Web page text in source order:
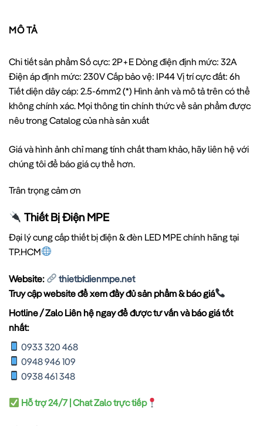
MÔ TẢ
Chi tiết sản phẩm Số cực: 2P+E Dòng điện định mức: 32A
Điện áp định mức: 230V Cấp bảo vệ: IP44 Vị trí cực đất: 6h
Tiết diện dây cáp: 2.5-6mm2 (*) Hình ảnh và mô tả trên có thể
không chính xác. Mọi thông tin chính thức về sản phẩm được
nêu trong Catalog của nhà sản xuất
Giá và hình ảnh chỉ mang tính chất tham khảo, hãy liên hệ với
chúng tôi để báo giá cụ thể hơn.
Trân trọng cảm ơn
Thiết Bị Điện MPE
Đại lý cung cấp thiết bị điện & đèn LED MPE chính hãng tại
TP.HCM
Website:
thietbidienmpe.net
Truy cập website để xem đầy đủ sản phẩm & báo giá
Hotline / Zalo Liên hệ ngay để được tư vấn và báo giá tốt
nhất:
0933 320 468
0948 946 109
0938 461 348
Hỗ trợ 24/7 | Chat Zalo trực tiếp